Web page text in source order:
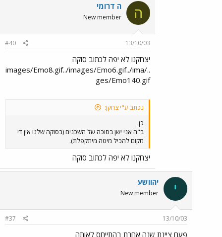
ה ה דרומי
New member
13/10/03
#40
יצחקנו לא יפה לכתוב סוקה
../images/Emo8.gif../images/Emo6.gif../ima
ges/Emo140.gif
נכתב ע"י צחקן:
כן.
ב"ה אני ישן בסוכה של השכנים (בסוקה שלנו אין די
מקום להכיל מיטה מיתקפלת).
יצחקנו לא יפה לכתוב סוקה
י יהוושע
New member
13/10/03
#37
פעם ציינת שנה אחרת בהתייחס לאותה